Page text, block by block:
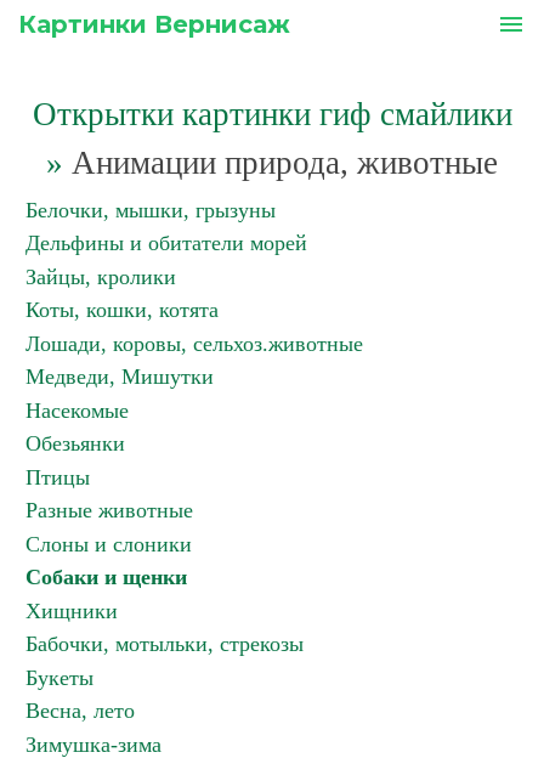
Картинки Вернисаж menu
Открытки картинки гиф смайлики
» Анимации природа, животные
Белочки, мышки, грызуны
Дельфины и обитатели морей
Зайцы, кролики
Коты, кошки, котята
Лошади, коровы, сельхоз.животные
Медведи, Мишутки
Насекомые
Обезьянки
Птицы
Разные животные
Слоны и слоники
Собаки и щенки
Хищники
Бабочки, мотыльки, стрекозы
Букеты
Весна, лето
Зимушка-зима